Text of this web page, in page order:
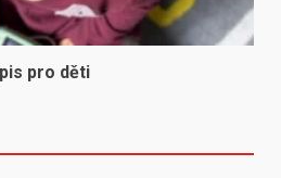
pro děti